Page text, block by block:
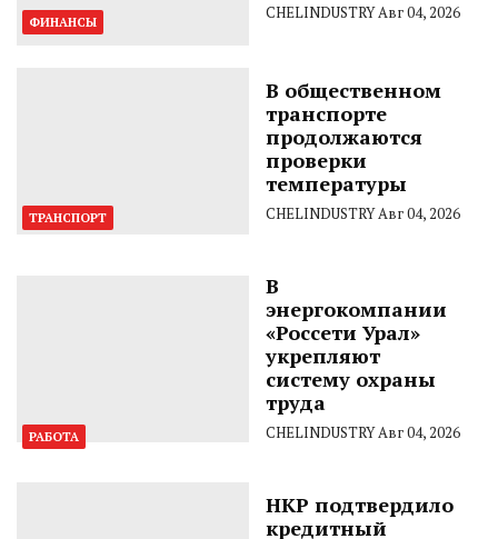
ФИНАНСЫ CHELINDUSTRYАвг 04, 2026
ТРАНСПОРТ
В общественном
транспорте
продолжаются
проверки
температуры
CHELINDUSTRYАвг 04, 2026
РАБОТА
В
энергокомпании
«Россети Урал»
укрепляют
систему охраны
труда
CHELINDUSTRYАвг 04, 2026
НКР подтвердило
кредитный